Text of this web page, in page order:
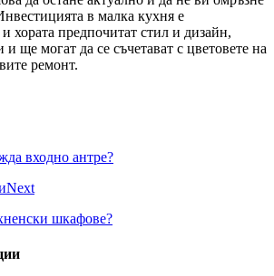
в малка кухня е
и хората предпочитат стил и дизайн,
ще могат да се съчетават с цветовете на
ремонт.
входно антре?
Next
шкафове?